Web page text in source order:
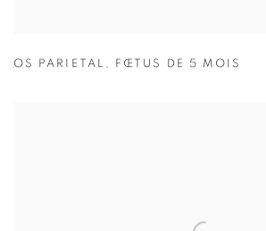
OS PARIETAL , FŒTUS DE 5 MOIS